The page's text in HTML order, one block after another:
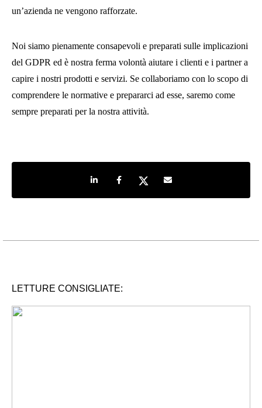
un’azienda ne vengono rafforzate.
Noi siamo pienamente consapevoli e preparati sulle implicazioni
del GDPR ed è nostra ferma volontà aiutare i clienti e i partner a
capire i nostri prodotti e servizi. Se collaboriamo con lo scopo di
comprendere le normative e prepararci ad esse, saremo come
sempre preparati per la nostra attività.
Share on LinkedIn
Share on Facebook
Share on TwitterShare by e-mail
LETTURE CONSIGLIATE: